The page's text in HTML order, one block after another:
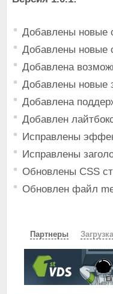
Добавлены новые
Добавлены новые
Добавлена
Добавлены новые
Добавлена
Добавлен
Исправлены
Исправлены
Обновлены CSS
Обновлен файл
Партнеры Загрузка
СКАЧАТЬ